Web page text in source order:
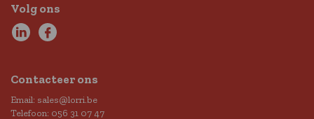
Volg ons
Contacteer ons
Email: sales@lorri.be
Telefoon: 056 31 07 47